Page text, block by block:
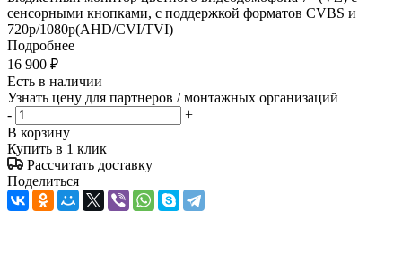
сенсорными кнопками, с поддержкой форматов CVBS и
720p/1080p(AHD/CVI/TVI)
Подробнее
16 900 ₽
Есть в наличии
Узнать цену для партнеров / монтажных организаций
-
+
В корзину
Купить в 1 клик
Рассчитать доставку
Поделиться